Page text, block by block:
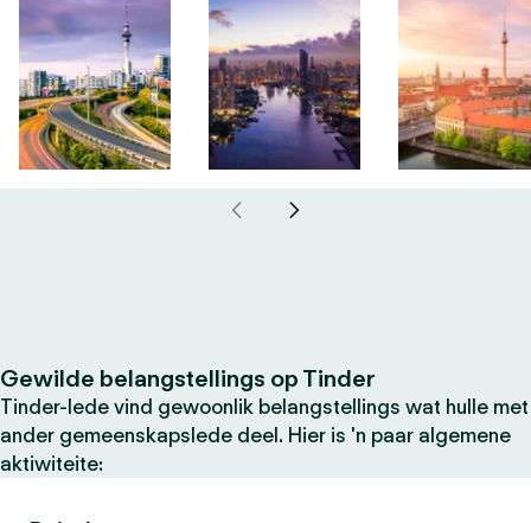
Gewilde belangstellings op Tinder
Tinder-lede vind gewoonlik belangstellings wat hulle met
ander gemeenskapslede deel. Hier is 'n paar algemene
aktiwiteite: